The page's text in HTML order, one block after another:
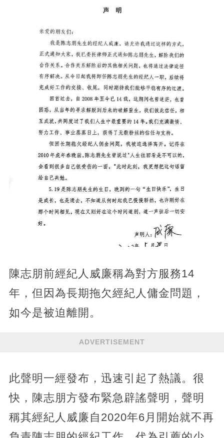
陳志朋前經紀人威廉稱為對方服務14
年，但因為長期拖欠經紀人傭金問題，
如今是被迫離開。
ADVERTISEMENT
此聲明一經發布，迅速引起了熱議。很
快，陳志朋方發布緊急辟謠聲明，聲明
稱其經紀人威廉自2020年6月開始就不再